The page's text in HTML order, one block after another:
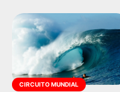
prática em esporte e indústria.
CIRCUITO MUNDIAL